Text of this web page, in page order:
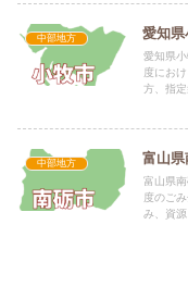
中部地方 愛知
愛知県
度にお
方、指
中部地方 富山
富山県
度のご
み、資